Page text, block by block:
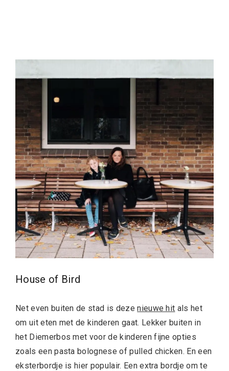
House of Bird
Net even buiten de stad is dezenieuwe hit als het
om uit eten met de kinderen gaat. Lekker buiten in
het Diemerbos met voor de kinderen fijne opties
zoals een pasta bolognese of pulled chicken. En een
eksterbordje is hier populair. Een extra bordje om te